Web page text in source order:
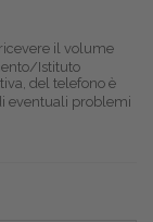
il volume
Istituto
del telefono è
eventuali problemi